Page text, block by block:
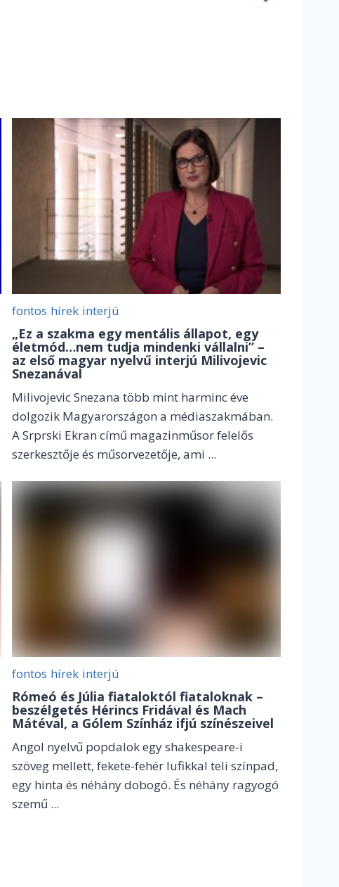
fontos hírek interjú
„Ez a szakma egy mentális állapot, egy
életmód…nem tudja mindenki vállalni” –
az első magyar nyelvű interjú Milivojevic
Snezanával
Milivojevic Snezana több mint harminc éve
dolgozik Magyarországon a médiaszakmában.
A Srprski Ekran című magazinműsor felelős
szerkesztője és műsorvezetője, ami ...
fontos hírek interjú
Rómeó és Júlia fiataloktól fiataloknak –
beszélgetés Hérincs Fridával és Mach
Mátéval, a Gólem Színház ifjú színészeivel
Angol nyelvű popdalok egy shakespeare-i
szöveg mellett, fekete-fehér lufikkal teli színpad,
egy hinta és néhány dobogó. És néhány ragyogó
szemű ...